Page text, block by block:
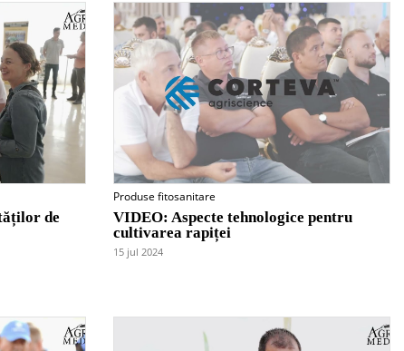
de
Produse fitosanitare
VIDEO: Aspecte tehnologice pentru
cultivarea rapiței
15 jul 2024